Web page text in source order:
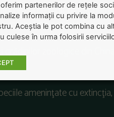
de mult timp
mai puţin ameninţaţi.
zoologice din China,
ameninţate cu
partenerilor de rețele
informații cu privire la
Aceștia le pot combina cu
culese în urma folosirii